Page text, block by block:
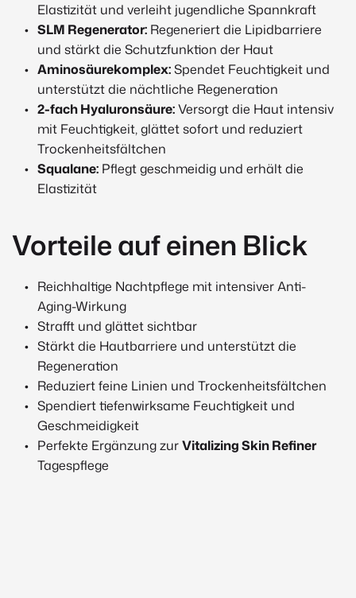
Elastizität und verleiht jugendliche Spannkraft
SLM Regenerator: Regeneriert die Lipidbarriere
und stärkt die Schutzfunktion der Haut
Aminosäurekomplex:Spendet Feuchtigkeit und
unterstützt die nächtliche Regeneration
2-fach Hyaluronsäure:Versorgt die Haut intensiv
mit Feuchtigkeit, glättet sofort und reduziert
Trockenheitsfältchen
Squalane: Pflegt geschmeidig und erhält die
Elastizität
Vorteile auf einen Blick
Reichhaltige Nachtpflege mit intensiver Anti-
Aging-Wirkung
Strafft und glättet sichtbar
Stärkt die Hautbarriere und unterstützt die
Regeneration
Reduziert feine Linien und Trockenheitsfältchen
Spendiert tiefenwirksame Feuchtigkeit und
Geschmeidigkeit
Perfekte Ergänzung zurVitalizing Skin Refiner
Tagespflege